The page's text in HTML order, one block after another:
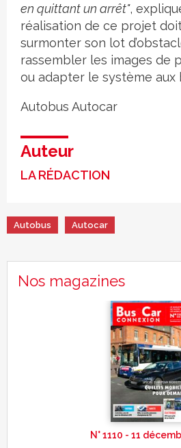
en quittant un arrêt",
réalisation de ce projet
surmonter son lot
rassembler les images de
ou adapter le système aux
Autobus Autocar
Auteur
LA RÉDACTION
Autobus Autocar
Nos magazines
N° 1110 - 11